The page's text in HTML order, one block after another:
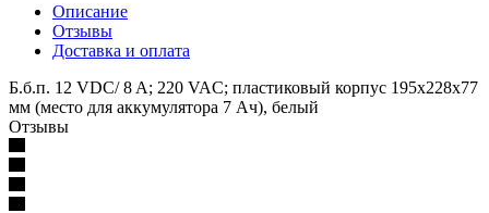
Описание
Отзывы
Доставка и оплата
Б.б.п. 12 VDC/ 8 A; 220 VAC; пластиковый корпус 195х228х77
мм (место для аккумулятора 7 Ач), белый
Отзывы